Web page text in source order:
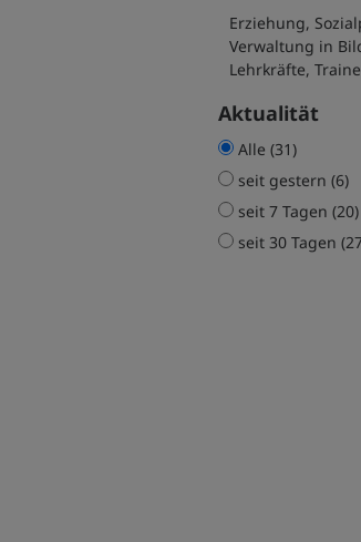
Erziehung,
Lehrkräfte,
Aktualität
Alle (31)
seit gestern (6)
seit 7 Tagen (20)
seit 30 Tagen